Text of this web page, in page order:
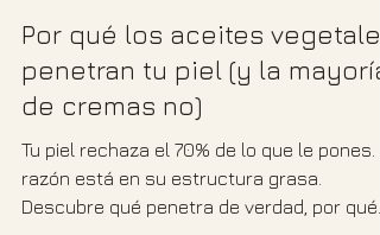
29 abr
3 min de lectura
Por qué los aceites vegetales
penetran tu piel (y la mayoría
de cremas no)
Tu piel rechaza el 70% de lo que le pones.